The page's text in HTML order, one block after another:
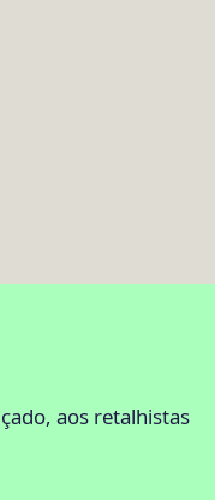
aos retalhistas